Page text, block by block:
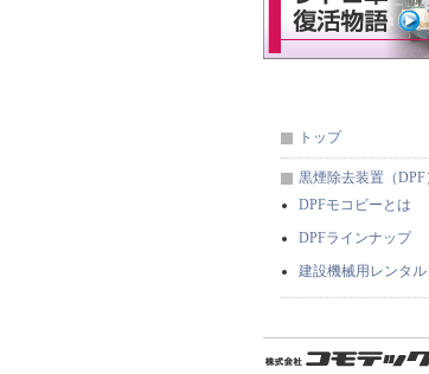
トップ
黒煙除去装置（DPF
DPFモコビーとは
DPFラインナップ
建設機械用レンタル